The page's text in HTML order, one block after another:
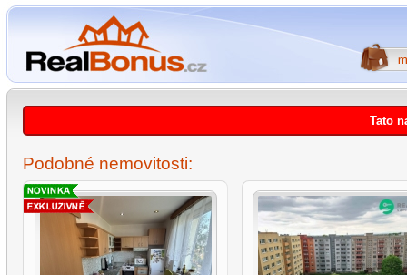
Tato
Podobné nemovitosti: